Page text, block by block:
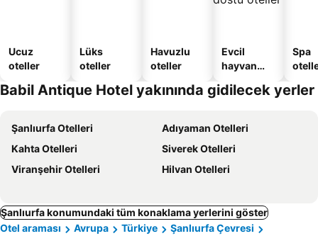
Ucuz
oteller
Lüks
oteller
Havuzlu
oteller
Evcil
hayvan
oteller
Spa
Babil Antique Hotel yakınında gidilecek yerler
Şanlıurfa Otelleri
Adıyaman Otelleri
Kahta Otelleri
Siverek Otelleri
Viranşehir Otelleri
Hilvan Otelleri
Şanlıurfa konumundaki tüm konaklama yerlerini göster
Otel araması
Avrupa Türkiye
Şanlıurfa Çevresi